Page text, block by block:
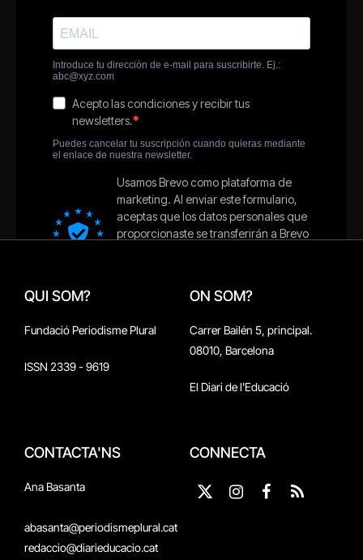
QUI SOM?
Fundació Periodisme Plural
ISSN 2339 - 9619
ON SOM?
Carrer Bailén 5, principal.
08010, Barcelona
El Diari de l'Educació
CONTACTA'NS
Ana Basanta
abasanta@periodismeplural.cat
redaccio@diarieducacio.cat
CONNECTA
X
Instagram
Facebook
RSS